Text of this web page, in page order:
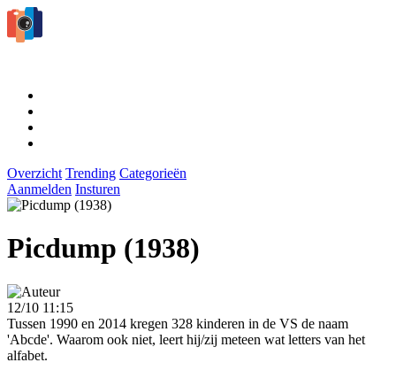
Overzicht Trending Categorieën
Aanmelden Insturen
Picdump (1938)
12/10 11:15
Tussen 1990 en 2014 kregen 328 kinderen in de VS de naam
'Abcde'. Waarom ook niet, leert hij/zij meteen wat letters van het
alfabet.